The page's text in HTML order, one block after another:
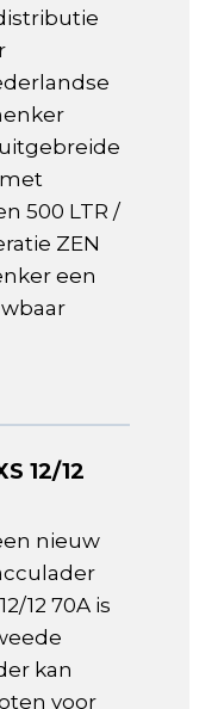
500 LTR /
ZEN
een
12/12
nieuw
12 70A is
kan
voor